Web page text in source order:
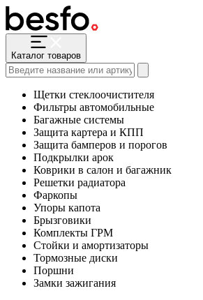
Каталог товаров
Щетки стеклоочистителя
Фильтры автомобильные
Багажные системы
Защита картера и КПП
Защита бамперов и порогов
Подкрылки арок
Коврики в салон и багажник
Решетки радиатора
Фаркопы
Упоры капота
Брызговики
Комплекты ГРМ
Стойки и амортизаторы
Тормозные диски
Поршни
Замки зажигания